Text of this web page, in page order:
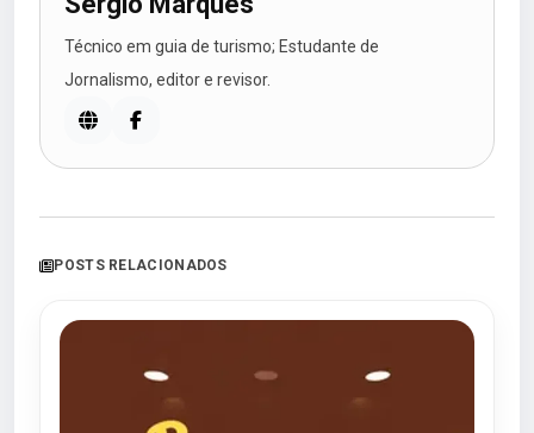
Técnico em guia de turismo; Estudante de
Jornalismo, editor e revisor.
POSTS RELACIONADOS